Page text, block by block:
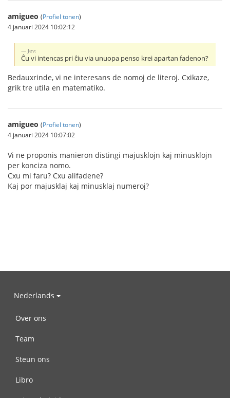
amigueo (Profiel tonen)
4 januari 2024 10:02:12
Jev:
Ĉu vi intencas pri ĉiu via unuopa penso krei apartan fadenon?
Bedauxrinde, vi ne interesans de nomoj de literoj. Cxikaze,
grik tre utila en matematiko.
amigueo (Profiel tonen)
4 januari 2024 10:07:02
Vi ne proponis manieron distingi majusklojn kaj minusklojn
per konciza nomo.
Cxu mi faru? Cxu alifadene?
Kaj por majusklaj kaj minusklaj numeroj?
Nederlands
Over ons
Team
Steun ons
Libro